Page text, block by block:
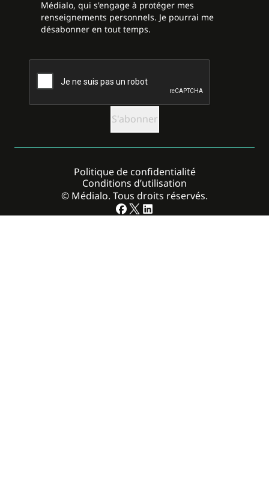
Médialo, qui s'engage à protéger mes
renseignements personnels. Je pourrai me
désabonner en tout temps.
CAPTCHA
© Médialo. Tous droits réservés.
Politique de confidentialité
Conditions d’utilisation